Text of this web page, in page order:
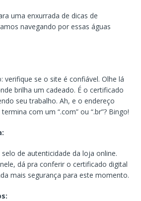
uma enxurrada de dicas de
navegando por essas águas
verifique se o site é confiável. Olhe lá
brilha um cadeado. É o certificado
seu trabalho. Ah, e o endereço
com um “.com” ou “.br”? Bingo!
de autenticidade da loja online.
dá pra conferir o certificado digital
mais segurança para este momento.